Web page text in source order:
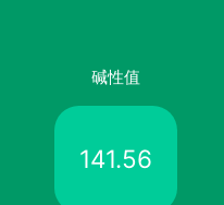
碱性值
141.56